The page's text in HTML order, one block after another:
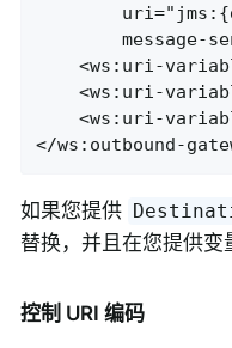
message-
<ws:uri-
<ws:uri-
<ws:uri-
</ws:outbound-
如果您提供
替换，并且在您提供变
控制 URI 编码